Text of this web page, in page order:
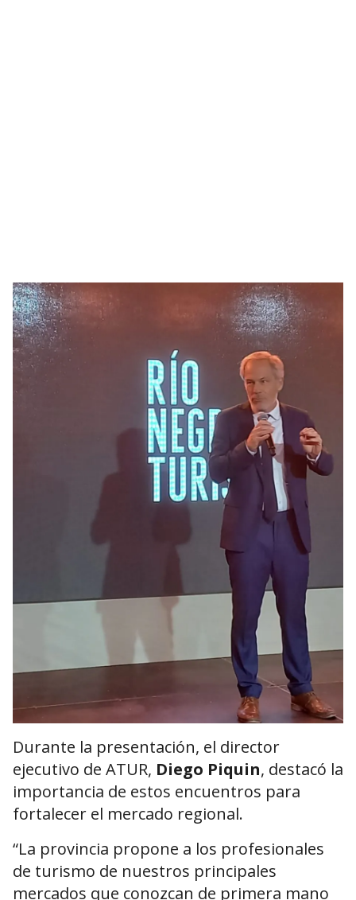
Durante la presentación, el director
ejecutivo de ATUR, Diego Piquin, destacó la
importancia de estos encuentros para
fortalecer el mercado regional.
“La provincia propone a los profesionales
de turismo de nuestros principales
mercados que conozcan de primera mano